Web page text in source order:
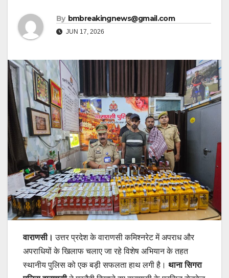
By bmbreakingnews@gmail.com
JUN 17, 2026
वाराणसी। उत्तर प्रदेश के वाराणसी कमिश्नरेट में अपराध और
अपराधियों के खिलाफ चलाए जा रहे विशेष अभियान के तहत
स्थानीय पुलिस को एक बड़ी सफलता हाथ लगी है। थाना सिगरा